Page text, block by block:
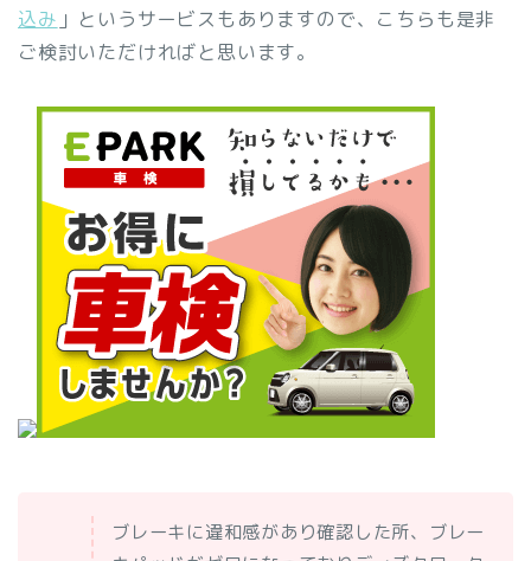
込み 」というサービスもありますので、こちらも是非
ご検討いただければと思います。
ブレーキに違和感があり確認した所、ブレー